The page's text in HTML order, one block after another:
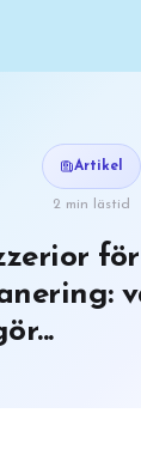
Artikel
2 min lästid